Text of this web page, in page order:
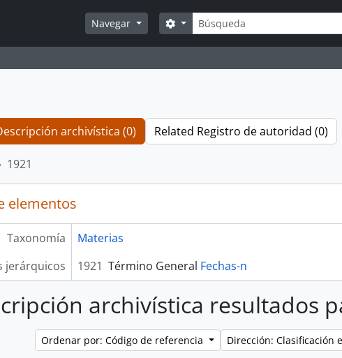
Navegar
Búsqueda
Search options
archivística (0) Related Registro de autoridad (0)
1921
elementos
Taxonomía
Materias
jerárquicos
1921 Término General Fechas-n
archivística resultados
Ordenar por: Código de referencia Dirección: Clasificación